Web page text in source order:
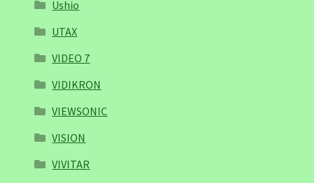
Ushio
UTAX
VIDEO 7
VIDIKRON
VIEWSONIC
VISION
VIVITAR